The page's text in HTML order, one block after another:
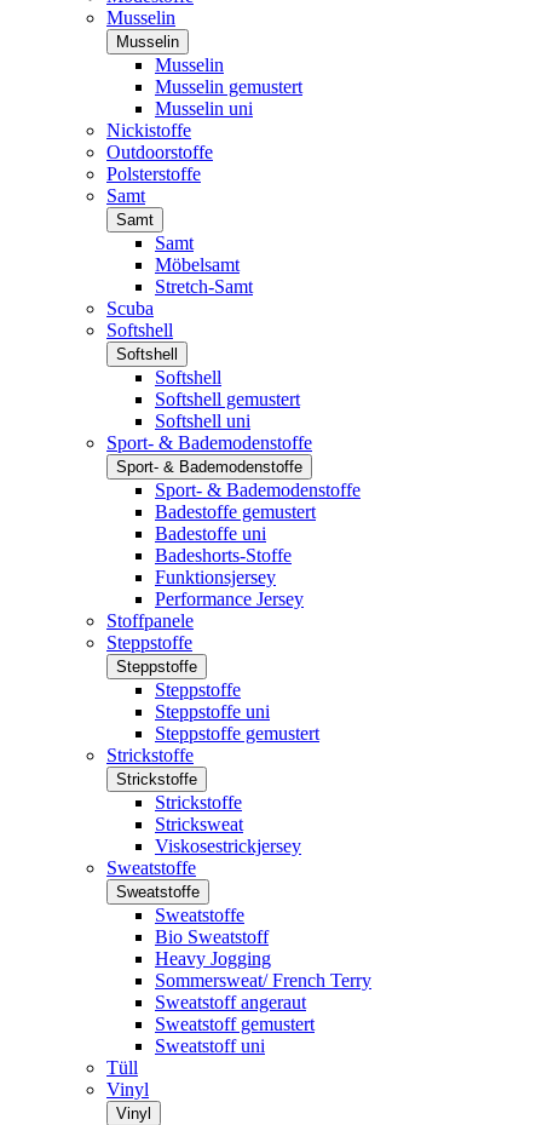
Musselin
Musselin
Musselin
Musselin gemustert
Musselin uni
Nickistoffe
Outdoorstoffe
Polsterstoffe
Samt
Samt
Samt
Möbelsamt
Stretch-Samt
Scuba
Softshell
Softshell
Softshell
Softshell gemustert
Softshell uni
Sport- & Bademodenstoffe
Sport- & Bademodenstoffe
Sport- & Bademodenstoffe
Badestoffe gemustert
Badestoffe uni
Badeshorts-Stoffe
Funktionsjersey
Performance Jersey
Stoffpanele
Steppstoffe
Steppstoffe
Steppstoffe
Steppstoffe uni
Steppstoffe gemustert
Strickstoffe
Strickstoffe
Strickstoffe
Stricksweat
Viskosestrickjersey
Sweatstoffe
Sweatstoffe
Sweatstoffe
Bio Sweatstoff
Heavy Jogging
Sommersweat/ French Terry
Sweatstoff angeraut
Sweatstoff gemustert
Sweatstoff uni
Tüll
Vinyl
Vinyl